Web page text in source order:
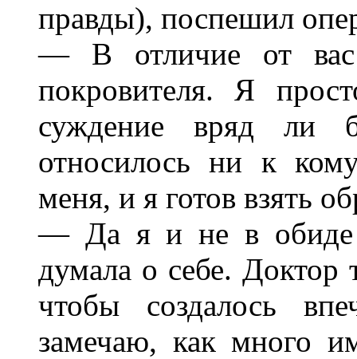
правды), поспешил
— В отличие от
покровителя. Я
суждение вряд ли
относилось ни к
меня, и я готов взять
— Да я и не в обиде
думала о себе. Доктор
чтобы создалось
замечаю, как много